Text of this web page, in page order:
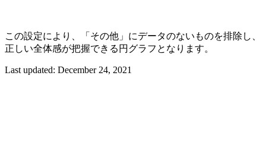
この設定により、「その他」にデータのないものを排除し、
正しい全体感が把握できる円グラフとなります。
Last updated: December 24, 2021